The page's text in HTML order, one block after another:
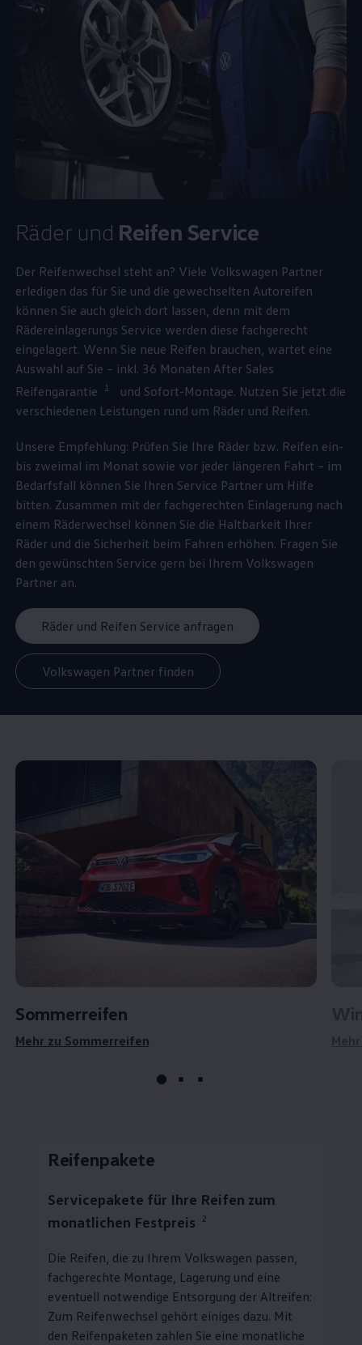
Räder und Reifen Service
Der Reifenwechsel steht an? Viele Volkswagen Partner
erledigen das für Sie und die gewechselten Autoreifen
können Sie auch gleich dort lassen, denn mit dem
Rädereinlagerungs Service werden diese fachgerecht
eingelagert. Wenn Sie neue Reifen brauchen, wartet eine
Auswahl auf Sie – inkl. 36 Monaten After Sales
Reifengarantie
1
und Sofort-Montage. Nutzen Sie jetzt die
verschiedenen Leistungen rund um Räder und Reifen.
Unsere Empfehlung: Prüfen Sie Ihre Räder bzw. Reifen ein-
bis zweimal im Monat sowie vor jeder längeren Fahrt – im
Bedarfsfall können Sie Ihren Service Partner um Hilfe
bitten. Zusammen mit der fachgerechten Einlagerung nach
einem Räderwechsel können Sie die Haltbarkeit Ihrer
Räder und die Sicherheit beim Fahren erhöhen. Fragen Sie
den gewünschten Service gern bei Ihrem Volkswagen
Partner an.
Räder und Reifen Service anfragen
Volkswagen Partner finden
Sommerreifen
Mehr zu Sommerreifen
Reifenpakete
Servicepakete für Ihre Reifen zum
monatlichen Festpreis
2
Die Reifen, die zu Ihrem Volkswagen passen,
fachgerechte Montage, Lagerung und eine
eventuell notwendige Entsorgung der Altreifen:
Zum Reifenwechsel gehört einiges dazu. Mit
den Reifenpaketen zahlen Sie eine monatliche